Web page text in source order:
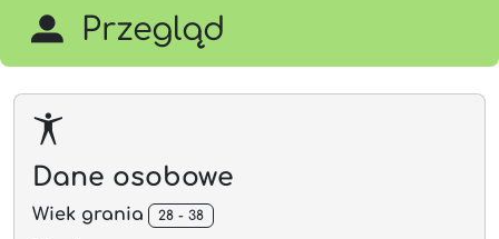
Przegląd
Dane osobowe
Wiek grania 28 - 38